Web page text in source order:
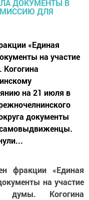
«Единая
на участие
на 21 июля в
документы
самовыдвиженцы.
фракции «Единая
на участие
думы. Когогина